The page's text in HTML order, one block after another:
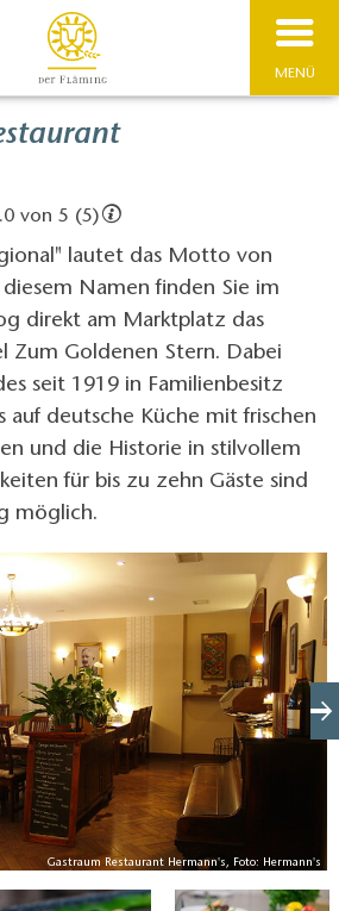
MENÜ
von 5 (5)
lautet das Motto von
Namen finden Sie im
direkt am Marktplatz das
Zum Goldenen Stern. Dabei
seit 1919 in Familienbesitz
auf deutsche Küche mit frischen
und die Historie in stilvollem
für bis zu zehn Gäste sind
möglich.
Gastraum Restaurant Hermann's, Foto: Hermann's